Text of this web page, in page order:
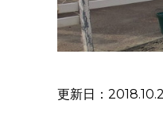
更新日：